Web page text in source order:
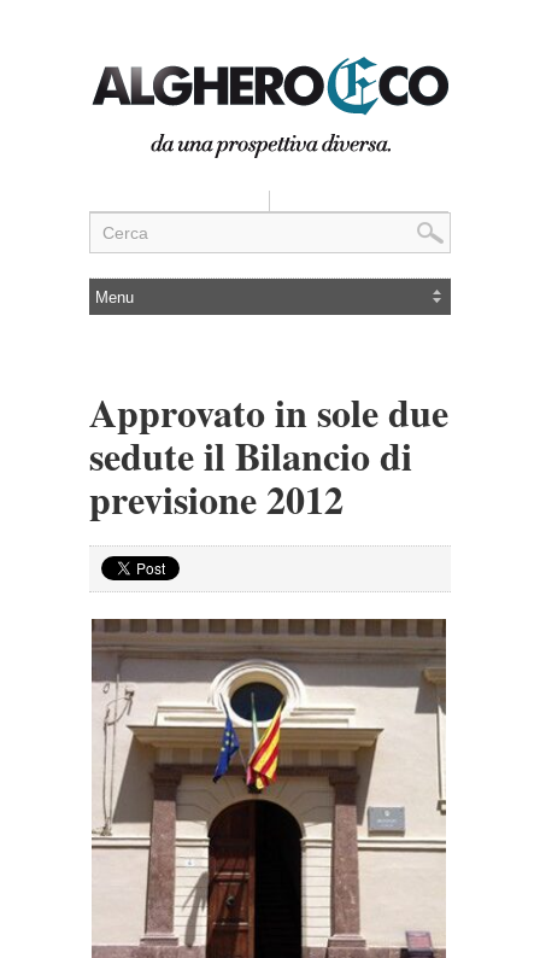
Approvato in sole due
sedute il Bilancio di
previsione 2012